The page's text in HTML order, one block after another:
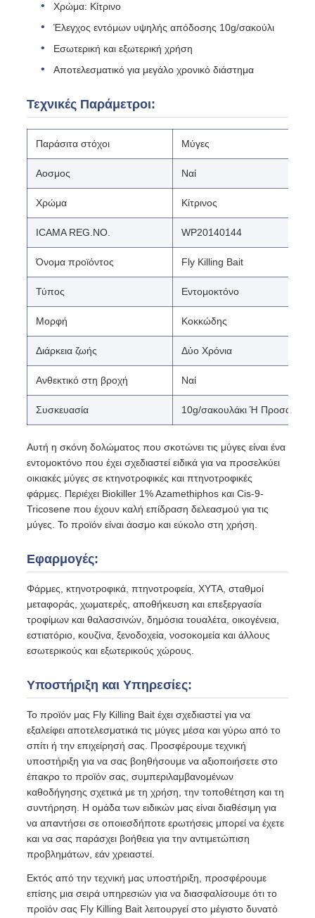
Χρώμα: Κίτρινο
Έλεγχος εντόμων υψηλής απόδοσης 10g/σακούλι
Εσωτερική και εξωτερική χρήση
Αποτελεσματικό για μεγάλο χρονικό διάστημα
Τεχνικές Παράμετροι:
Παράσιτα στόχοι Μύγες
Αοσμος Ναί
Χρώμα Κίτρινος
ICAMA REG.NO. WP20140144
Όνομα προϊόντος Fly Killing Bait
Τύπος Εντομοκτόνο
Μορφή Κοκκώδης
Διάρκεια ζωής Δύο Χρόνια
Ανθεκτικό στη βροχή Ναί
Συσκευασία 10g/σακουλάκι Ή
Αυτή η σκόνη δολώματος που σκοτώνει τις μύγες είναι ένα
εντομοκτόνο που έχει σχεδιαστεί ειδικά για να προσελκύει
οικιακές μύγες σε κτηνοτροφικές και πτηνοτροφικές
φάρμες. Περιέχει Biokiller 1% Azamethiphos και Cis-9-
Tricosene που έχουν καλή επίδραση δελεασμού για τις
μύγες. Το προϊόν είναι άοσμο και εύκολο στη χρήση.
Εφαρμογές:
Φάρμες, κτηνοτροφικά, πτηνοτροφεία, ΧΥΤΑ, σταθμοί
μεταφοράς, χωματερές, αποθήκευση και επεξεργασία
τροφίμων και θαλασσινών, δημόσια τουαλέτα, οικογένεια,
εστιατόριο, κουζίνα, ξενοδοχεία, νοσοκομεία και άλλους
εσωτερικούς και εξωτερικούς χώρους.
Υποστήριξη και Υπηρεσίες:
Το προϊόν μας Fly Killing Bait έχει σχεδιαστεί για να
εξαλείφει αποτελεσματικά τις μύγες μέσα και γύρω από το
σπίτι ή την επιχείρησή σας. Προσφέρουμε τεχνική
υποστήριξη για να σας βοηθήσουμε να αξιοποιήσετε στο
έπακρο το προϊόν σας, συμπεριλαμβανομένων
καθοδήγησης σχετικά με τη χρήση, την τοποθέτηση και τη
συντήρηση. Η ομάδα των ειδικών μας είναι διαθέσιμη για
να απαντήσει σε οποιεσδήποτε ερωτήσεις μπορεί να έχετε
και να σας παράσχει βοήθεια για την αντιμετώπιση
προβλημάτων, εάν χρειαστεί.
Εκτός από την τεχνική μας υποστήριξη, προσφέρουμε
επίσης μια σειρά υπηρεσιών για να διασφαλίσουμε ότι το
προϊόν σας Fly Killing Bait λειτουργεί στο μέγιστο δυνατό